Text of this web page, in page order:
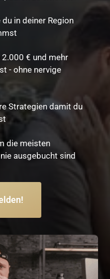
in deiner Region
2.000 € und mehr
- ohne nervige
Strategien damit du
die meisten
ausgebucht sind